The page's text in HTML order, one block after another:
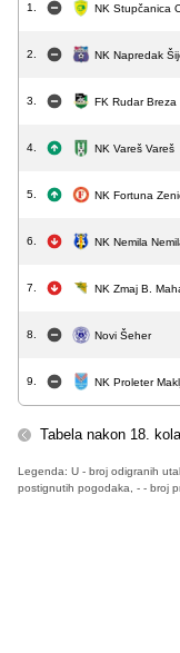
1. NK Stupčanica
2. NK Napredak
3. FK Rudar Breza
4. NK Vareš Vareš
5. NK Fortuna
6. NK Nemila
7. NK Zmaj B.
8. Novi Šeher
9. NK Proleter
Tabela nakon 18. kola
Legenda: U - broj odigranih
postignutih pogodaka, - - broj